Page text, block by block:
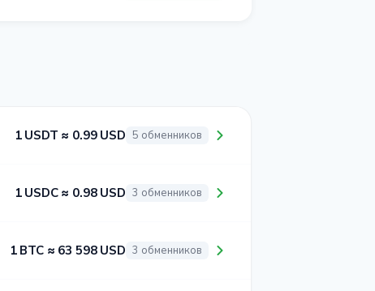
1 USDT ≈ 0.99 USD 5 обменников
1 USDC ≈ 0.98 USD 3 обменников
1 BTC ≈ 63 598 USD 3 обменников